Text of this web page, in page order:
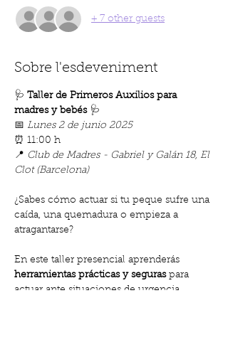
+ 7 other guests
Sobre l'esdeveniment
🩺 Taller de Primeros Auxilios para
madres y bebés 🩺
📅 Lunes 2 de junio 2025
⏰ 11:00 h
📍 Club de Madres - Gabriel y Galán 18, El
Clot (Barcelona)
¿Sabes cómo actuar si tu peque sufre una
caída, una quemadura o empieza a
atragantarse?
En este taller presencial aprenderás
herramientas prácticas y seguras para
actuar ante situaciones de urgencia,